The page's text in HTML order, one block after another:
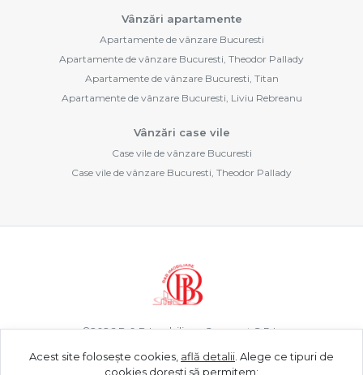
Vânzări apartamente
Apartamente de vânzare Bucuresti
Apartamente de vânzare Bucuresti, Theodor Pallady
Apartamente de vânzare Bucuresti, Titan
Apartamente de vânzare Bucuresti, Liviu Rebreanu
Vânzări case vile
Case vile de vânzare Bucuresti
Case vile de vânzare Bucuresti, Theodor Pallady
©2026B & B Imobiliare Concept S.R.L.
Acest site folosește cookies, află detalii Alege ce tipuri de
cookies dorești să permitem: